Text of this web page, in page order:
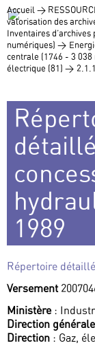
Accueil >
valorisation des
Inventaires
numériques) >
centrale (1746 - 3
électrique (81) >
1989
Répertoire détaillé
Versement
Ministère:
Direction générale
Direction : Gaz,